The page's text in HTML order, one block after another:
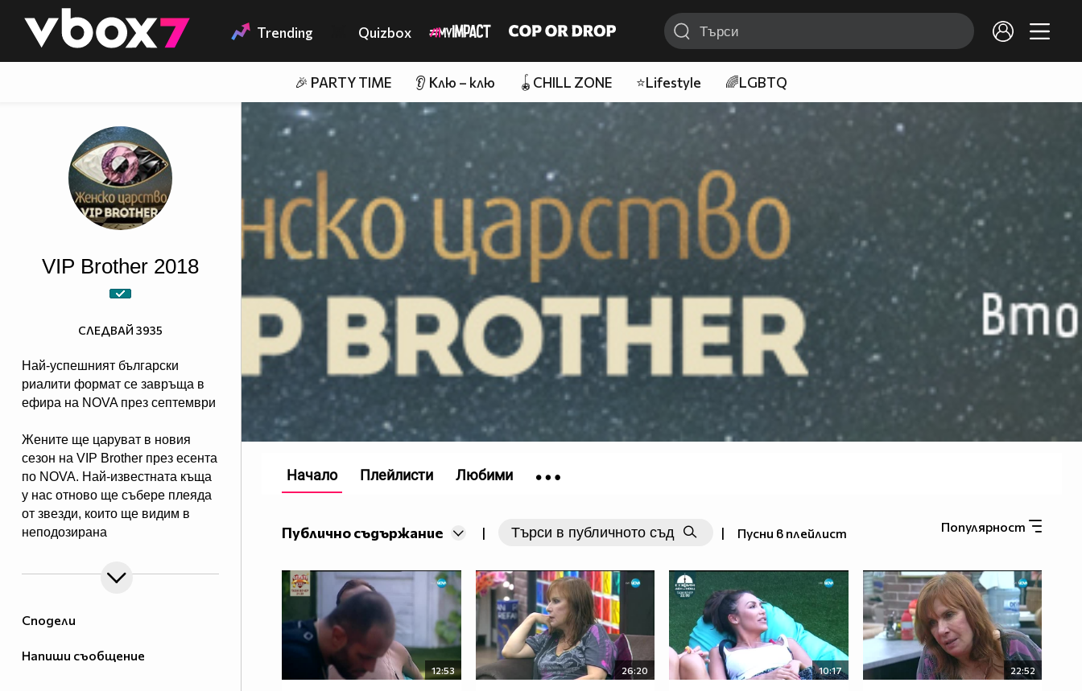
👾 Trending Quizbox
🎉 PARTY TIME 👂 Клю – клю 🪀CHILL ZONE ⭐Lifestyle 🌈LGBTQ
Сподели
Напиши съобщение
VIP Brother 2018
Най-успешният български
риалити формат се завръща в
ефира на NOVA през септември
Жените ще царуват в новия
сезон на VIP Brother през есента
по NOVA. Най-известната къща
у нас отново ще събере плеяда
от звезди, които ще видим в
неподозирана
основите на риалити
телевизията в България, се
темата "Женско царство“
но и цялата отговорност в
СЛЕДВАЙ 3935
Популярност
Публично съдържание | | Пусни в плейлист
12:53 26:20 10:17 22:52
Начало Плейлисти Любими